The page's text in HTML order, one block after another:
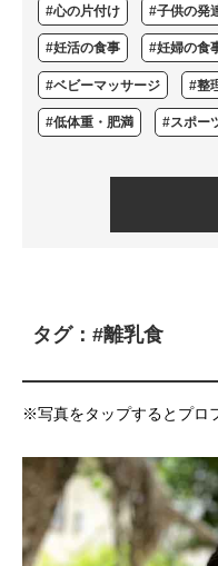
#心の片付け #子供の発
#妊活の食事 #妊婦の食
#ベビーマッサージ #整
#低体重・肥満 #スポー
タグ：#離乳食
※写真をタップするとプロ